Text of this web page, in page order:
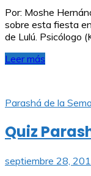
Por: Moshe
sobre esta fiesta
de Lulú. Psicólogo
Leer más
Parashá de la
Quiz
septiembre 28,